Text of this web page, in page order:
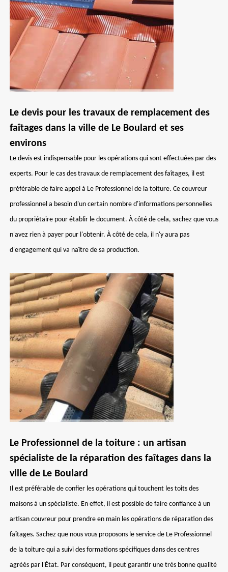
Le devis pour les travaux de remplacement des
faîtages dans la ville de Le Boulard et ses
environs
Le devis est indispensable pour les opérations qui sont effectuées par des
experts. Pour le cas des travaux de remplacement des faîtages, il est
préférable de faire appel à Le Professionnel de la toiture. Ce couvreur
professionnel a besoin d'un certain nombre d'informations personnelles
du propriétaire pour établir le document. À côté de cela, sachez que vous
n'avez rien à payer pour l'obtenir. À côté de cela, il n'y aura pas
d'engagement qui va naître de sa production.
Le Professionnel de la toiture : un artisan
spécialiste de la réparation des faîtages dans la
ville de Le Boulard
Il est préférable de confier les opérations qui touchent les toits des
maisons à un spécialiste. En effet, il est possible de faire confiance à un
artisan couvreur pour prendre en main les opérations de réparation des
faîtages. Sachez que nous vous proposons le service de Le Professionnel
de la toiture qui a suivi des formations spécifiques dans des centres
agréés par l'État. Par conséquent, il peut garantir une très bonne qualité